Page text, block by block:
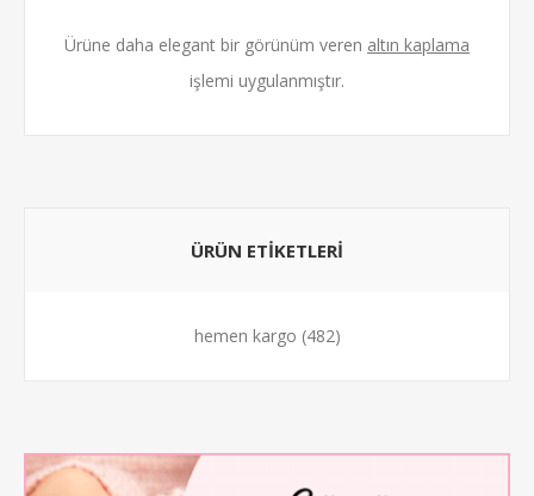
Ürüne daha elegant bir görünüm veren altın kaplama
işlemi uygulanmıştır.
ÜRÜN ETİKETLERİ
hemen kargo (482)